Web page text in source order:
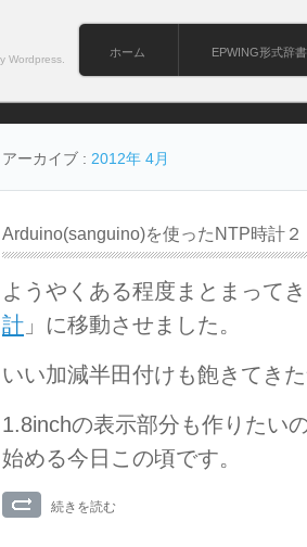
Wordpress.
ホーム EPWING形式辞書
アーカイブ : 2012年 4月
Arduino(sanguino)を使ったNTP時計２
ようやくある程度まとまって
計 」に移動させました。
いい加減半田付けも飽きてき
1.8inchの表示部分も作りたい
始める今日この頃です。
続きを読む